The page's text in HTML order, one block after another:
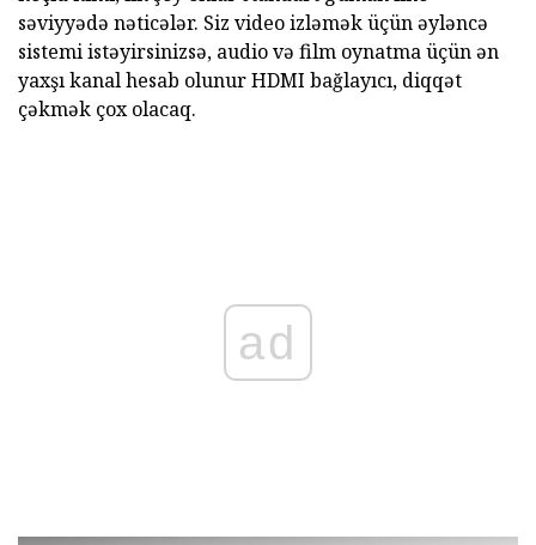
səviyyədə nəticələr. Siz video izləmək üçün əyləncə
sistemi istəyirsinizsə, audio və film oynatma üçün ən
yaxşı kanal hesab olunur HDMI bağlayıcı, diqqət
çəkmək çox olacaq.
ad